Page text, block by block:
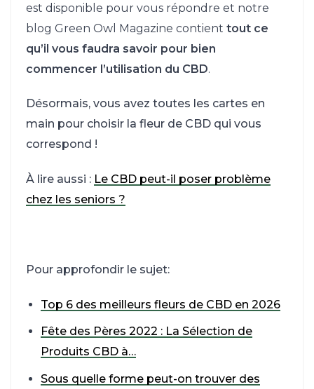
est disponible pour vous répondre et notre
blog Green Owl Magazine contient tout ce
qu’il vous faudra savoir pour bien
commencer l’utilisation du CBD.
Désormais, vous avez toutes les cartes en
main pour choisir la fleur de CBD qui vous
correspond !
À lire aussi : Le CBD peut-il poser problème
chez les seniors ?
Pour approfondir le sujet:
Top 6 des meilleurs fleurs de CBD en 2026
Fête des Pères 2022 : La Sélection de
Produits CBD à…
Sous quelle forme peut-on trouver des